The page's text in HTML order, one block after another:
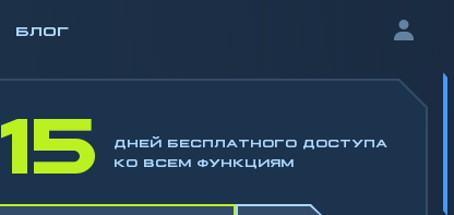
БЛОГ
15
ДНЕЙ БЕСПЛАТНОГО ДОСТУПА
КО ВСЕМ ФУНКЦИЯМ